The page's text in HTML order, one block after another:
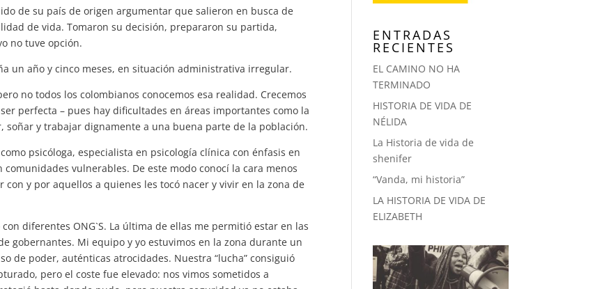
de su país de origen argumentar que salieron en busca de
de vida. Tomaron su decisión, prepararon su partida,
no tuve opción.
un año y cinco meses, en situación administrativa irregular.
no todos los colombianos conocemos esa realidad. Crecemos
perfecta – pues hay dificultades en áreas importantes como la
y trabajar dignamente a una buena parte de la población.
psicóloga, especialista en psicología clínica con énfasis en
vulnerables. De este modo conocí la cara menos
y por aquellos a quienes les tocó nacer y vivir en la zona de
diferentes ONG`S. La última de ellas me permitió estar en las
gobernantes. Mi equipo y yo estuvimos en la zona durante un
de poder, auténticas atrocidades. Nuestra “lucha” consiguió
pero el coste fue elevado: nos vimos sometidos a
ENTRADAS
RECIENTES
EL CAMINO NO HA
TERMINADO
HISTORIA DE VIDA DE
NÉLIDA
La Historia de vida de
shenifer
“Vanda, mi historia”
LA HISTORIA DE VIDA DE
ELIZABETH